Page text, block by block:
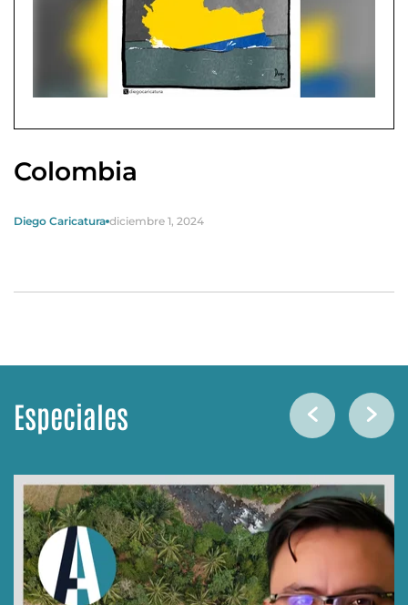
Colombia
Diego Caricatura diciembre 1, 2024
Especiales